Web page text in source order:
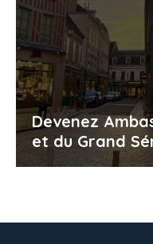
Devenez
et du Grand